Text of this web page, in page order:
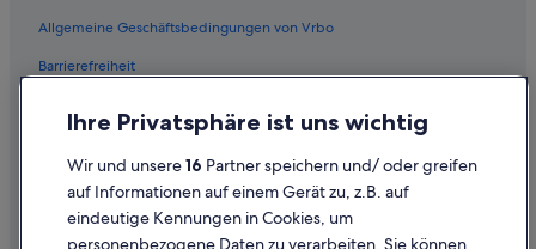
Allgemeine Geschäftsbedingungen von Vrbo
Barrierefreiheit
Rechtliche Hinweise/Kontakt
Ihre Privatsphäre ist uns wichtig
Wir und unsere16 Partner speichern und/ oder greifen
auf Informationen auf einem Gerät zu, z.B. auf
eindeutige Kennungen in Cookies, um
personenbezogene Daten zu verarbeiten. Sie können